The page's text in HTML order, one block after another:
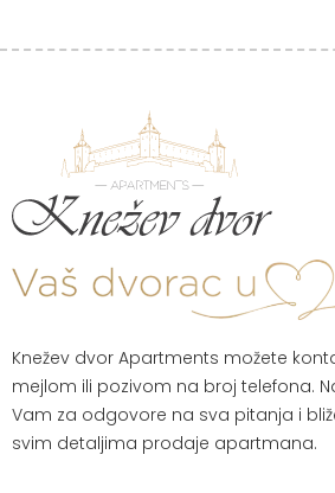
Knežev dvor Apartments možete
mejlom ili pozivom na broj telefona.
Vam za odgovore na sva pitanja i
svim detaljima prodaje apartmana.